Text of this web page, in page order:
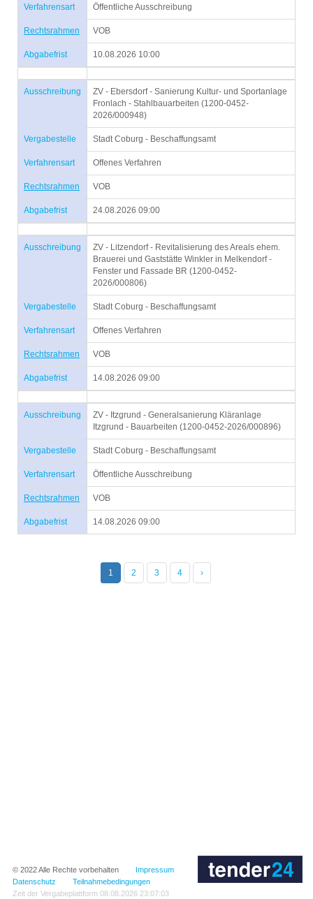
Verfahrensart Öffentliche Ausschreibung
Rechtsrahmen VOB
Abgabefrist 10.08.2026 10:00
Ausschreibung
ZV - Ebersdorf - Sanierung Kultur- und Sportanlage
Fronlach - Stahlbauarbeiten (1200-0452-
2026/000948)
Vergabestelle Stadt Coburg - Beschaffungsamt
Verfahrensart Offenes Verfahren
Rechtsrahmen VOB
Abgabefrist 24.08.2026 09:00
Ausschreibung
ZV - Litzendorf - Revitalisierung des Areals ehem.
Brauerei und Gaststätte Winkler in Melkendorf -
Fenster und Fassade BR (1200-0452-
2026/000806)
Vergabestelle Stadt Coburg - Beschaffungsamt
Verfahrensart Offenes Verfahren
Rechtsrahmen VOB
Abgabefrist 14.08.2026 09:00
Ausschreibung
ZV - Itzgrund - Generalsanierung Kläranlage
Itzgrund - Bauarbeiten (1200-0452-2026/000896)
Vergabestelle Stadt Coburg - Beschaffungsamt
Verfahrensart Öffentliche Ausschreibung
Rechtsrahmen VOB
Abgabefrist 14.08.2026 09:00
1 2 3 4 ›
© 2022Alle Rechte vorbehalten
Impressum
Datenschutz
Teilnahmebedingungen
Zeit der Vergabeplattform 08.08.2026 23:07:03